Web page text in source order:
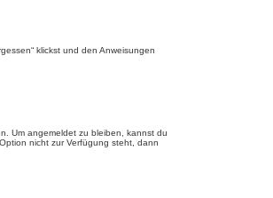
klickst und den Anweisungen
Um angemeldet zu bleiben, kannst du
nicht zur Verfügung steht, dann